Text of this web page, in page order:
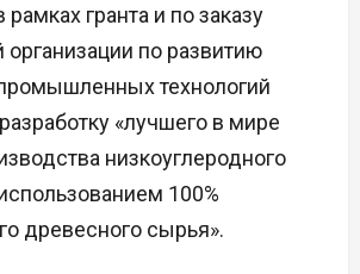
рамках гранта и по заказу
организации по развитию
технологий
«лучшего в мире
низкоуглеродного
100%
древесного сырья».